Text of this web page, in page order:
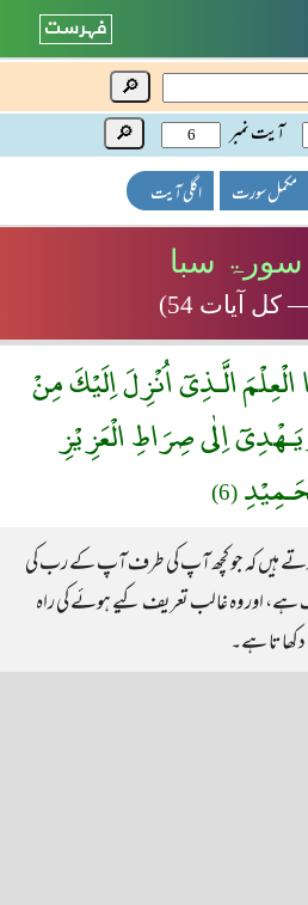
🔎
آیت نمبر 🔎
مکمل سورت اگلی آیت
سورۃ سبا
آیات 54)
الَّـذِىٓ اُنْزِلَ اِلَيْكَ مِنْ
اِلٰى صِرَاطِ الْعَزِيْزِ
(6)
کرتے ہیں کہ جو کچھ آپ کی طرف آپ کے رب کی
اور وہ غالب تعریف کیے ہوئے کی راہ
دکھاتا ہے۔